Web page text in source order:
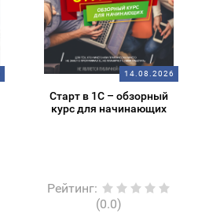
14.08.2026
Старт в 1С – обзорный
курс для начинающих
Рейтинг:
(0.0)